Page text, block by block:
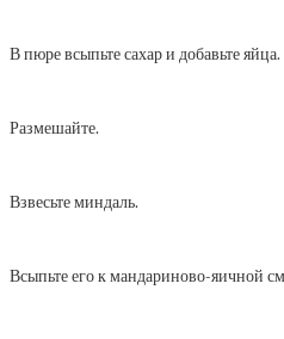
В пюре всыпьте сахар и добавьте яйца.
Размешайте.
Взвесьте миндаль.
Всыпьте его к мандариново-яичной